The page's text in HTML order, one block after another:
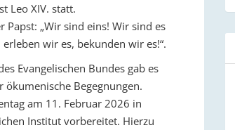
Leo XIV. statt.
Papst: „Wir sind eins! Wir sind es
wir es, bekunden wir es!“.
Evangelischen Bundes gab es
Begegnungen.
am 11. Februar 2026 in
Institut vorbereitet. Hierzu